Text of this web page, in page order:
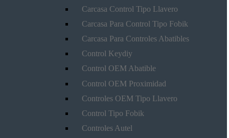
Carcasa Control Tipo Llavero
Carcasa Para Control Tipo Fobik
Carcasa Para Controles Abatibles
Control Keydiy
Control OEM Abatible
Control OEM Proximidad
Controles OEM Tipo Llavero
Control Tipo Fobik
Controles Autel